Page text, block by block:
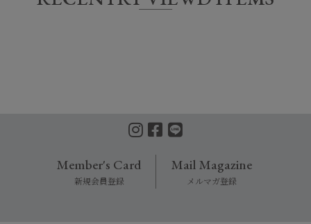
Member's Card
新規会員登録
Mail Magazine
メルマガ登録